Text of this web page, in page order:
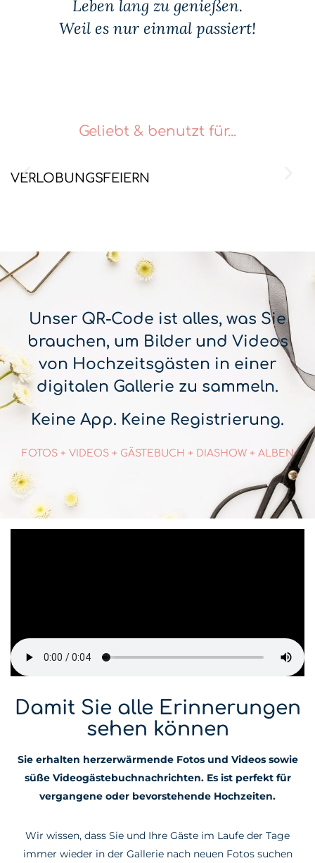
Leben lang zu genießen.
Weil es nur einmal passiert!
Geliebt & benutzt für...
VERLOBUNGSFEIERN
Unser QR-Code ist alles, was Sie
brauchen, um Bilder und Videos
von Hochzeitsgästen in einer
digitalen Gallerie zu sammeln.
Keine App. Keine Registrierung.
FOTOS + VIDEOS + GÄSTEBUCH + DIASHOW + ALBEN
Damit Sie alle Erinnerungen
sehen können
Sie erhalten herzerwärmende Fotos und Videos sowie
süße Videogästebuchnachrichten. Es ist perfekt für
vergangene oder bevorstehende Hochzeiten.
Wir wissen, dass Sie und Ihre Gäste im Laufe der Tage
immer wieder in der Gallerie nach neuen Fotos suchen